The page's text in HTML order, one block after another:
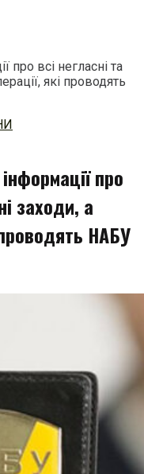
про всі негласні та
які проводять
про
заходи, а
НАБУ